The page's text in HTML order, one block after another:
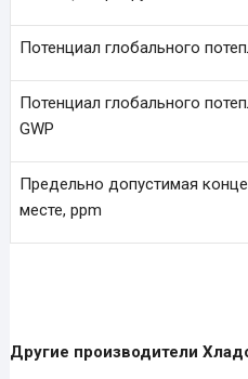
Потенциал глобального
Потенциал глобального
GWP
Предельно допустимая
месте, ppm
Другие производители